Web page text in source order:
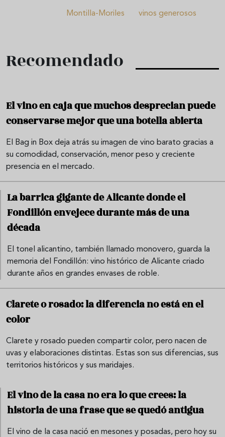
Montilla-Moriles vinos generosos
Recomendado
El vino en caja que muchos desprecian puede
conservarse mejor que una botella abierta
El Bag in Box deja atrás su imagen de vino barato gracias a
su comodidad, conservación, menor peso y creciente
presencia en el mercado.
La barrica gigante de Alicante donde el
Fondillón envejece durante más de una
década
El tonel alicantino, también llamado monovero, guarda la
memoria del Fondillón: vino histórico de Alicante criado
durante años en grandes envases de roble.
Clarete o rosado: la diferencia no está en el
color
Clarete y rosado pueden compartir color, pero nacen de
uvas y elaboraciones distintas. Estas son sus diferencias, sus
territorios históricos y sus maridajes.
El vino de la casa no era lo que crees: la
historia de una frase que se quedó antigua
El vino de la casa nació en mesones y posadas, pero hoy su